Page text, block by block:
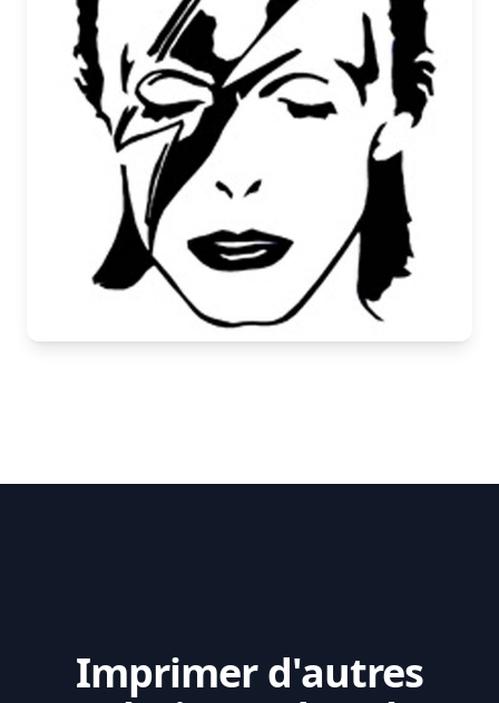
Imprimer d'autres